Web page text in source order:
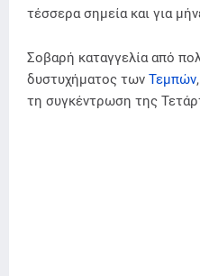
τέσσερα σημεία και για
Σοβαρή καταγγελία από
δυστυχήματος των Τεμπών
τη συγκέντρωση της